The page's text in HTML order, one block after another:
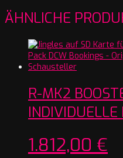
ÄHNLICHE
R-MK2
INDIVIDUELLE
1.812,00 €